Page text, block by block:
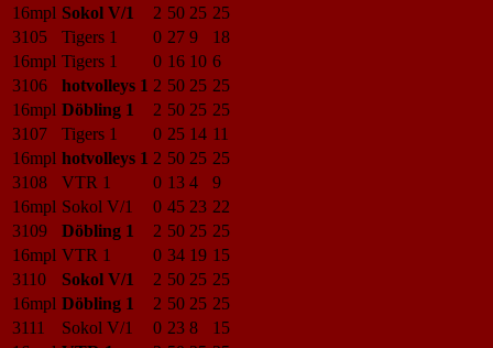
16mpl Sokol V/1 2 50 25 25
3105
Tigers 1 0 27 9
18
16mpl Tigers 1 0 16 10 6
3106
hotvolleys 1 2 50 25 25
16mpl Döbling 1 2 50 25 25
3107
Tigers 1 0 25 14 11
16mpl hotvolleys 1 2 50 25 25
3108
VTR 1 0 13 4
9
16mpl Sokol V/1 0 45 23 22
3109
Döbling 1 2 50 25 25
16mpl VTR 1 0 34 19 15
3110
Sokol V/1 2 50 25 25
16mpl Döbling 1 2 50 25 25
3111
Sokol V/1 0 23 8
15